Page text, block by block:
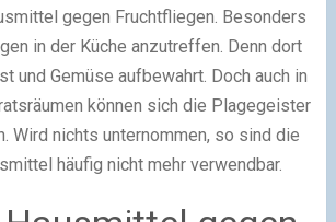
gegen Fruchtfliegen. Besonders
in der Küche anzutreffen. Denn dort
und Gemüse aufbewahrt. Doch auch in
können sich die Plagegeister
Wird nichts unternommen, so sind die
häufig nicht mehr verwendbar.